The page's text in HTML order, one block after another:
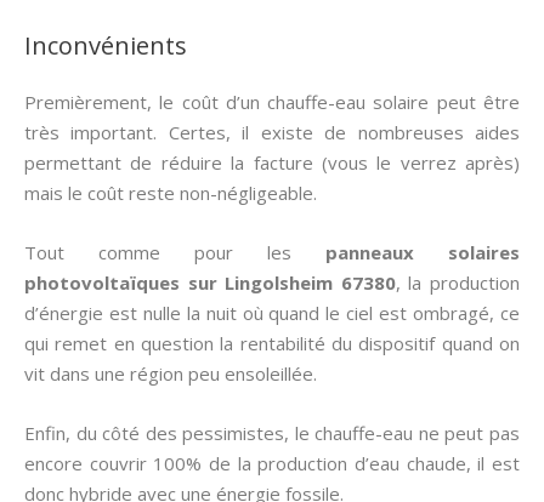
Inconvénients
Premièrement, le coût d’un chauffe-eau solaire peut être
très important. Certes, il existe de nombreuses aides
permettant de réduire la facture (vous le verrez après)
mais le coût reste non-négligeable.
Tout comme pour les panneaux solaires
photovoltaïques sur Lingolsheim 67380, la production
d’énergie est nulle la nuit où quand le ciel est ombragé, ce
qui remet en question la rentabilité du dispositif quand on
vit dans une région peu ensoleillée.
Enfin, du côté des pessimistes, le chauffe-eau ne peut pas
encore couvrir 100% de la production d’eau chaude, il est
donc hybride avec une énergie fossile.